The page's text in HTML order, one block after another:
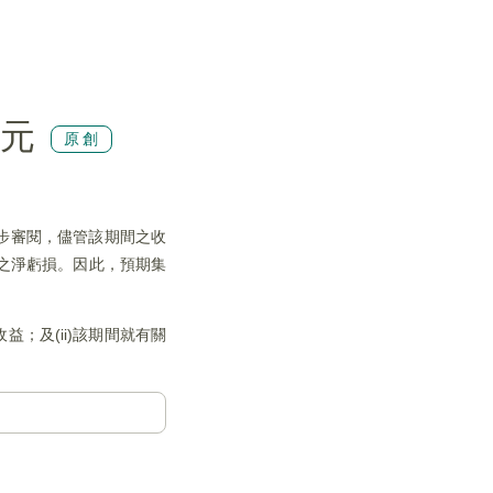
原創
審閱，儘管該期間之收
淨虧損。因此，預期集
益；及(ii)該期間就有關